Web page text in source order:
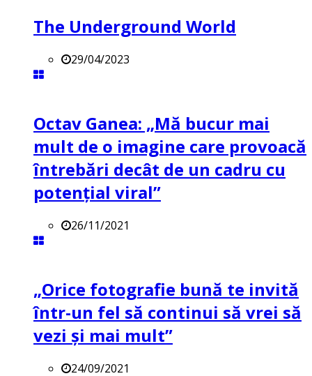
The Underground World
29/04/2023
Octav Ganea: „Mă bucur mai
mult de o imagine care provoacă
întrebări decât de un cadru cu
potenţial viral”
26/11/2021
„Orice fotografie bună te invită
într-un fel să continui să vrei să
vezi și mai mult”
24/09/2021